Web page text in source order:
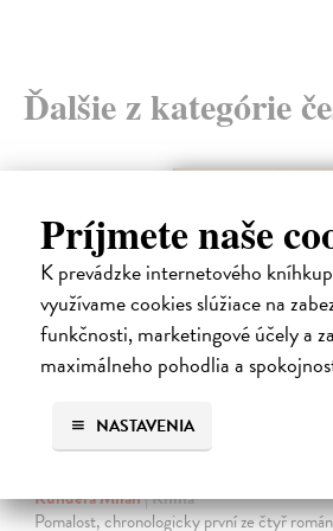
Príjmete naše
K prevádzke internetového
využívame cookies slúžiace na
funkčnosti, marketingové účely a
maximálneho pohodlia a
NASTAVENIA
Ďalšie z kategórie
Kundera Milan| Kniha
Pomalost, chronologicky první ze čtyř